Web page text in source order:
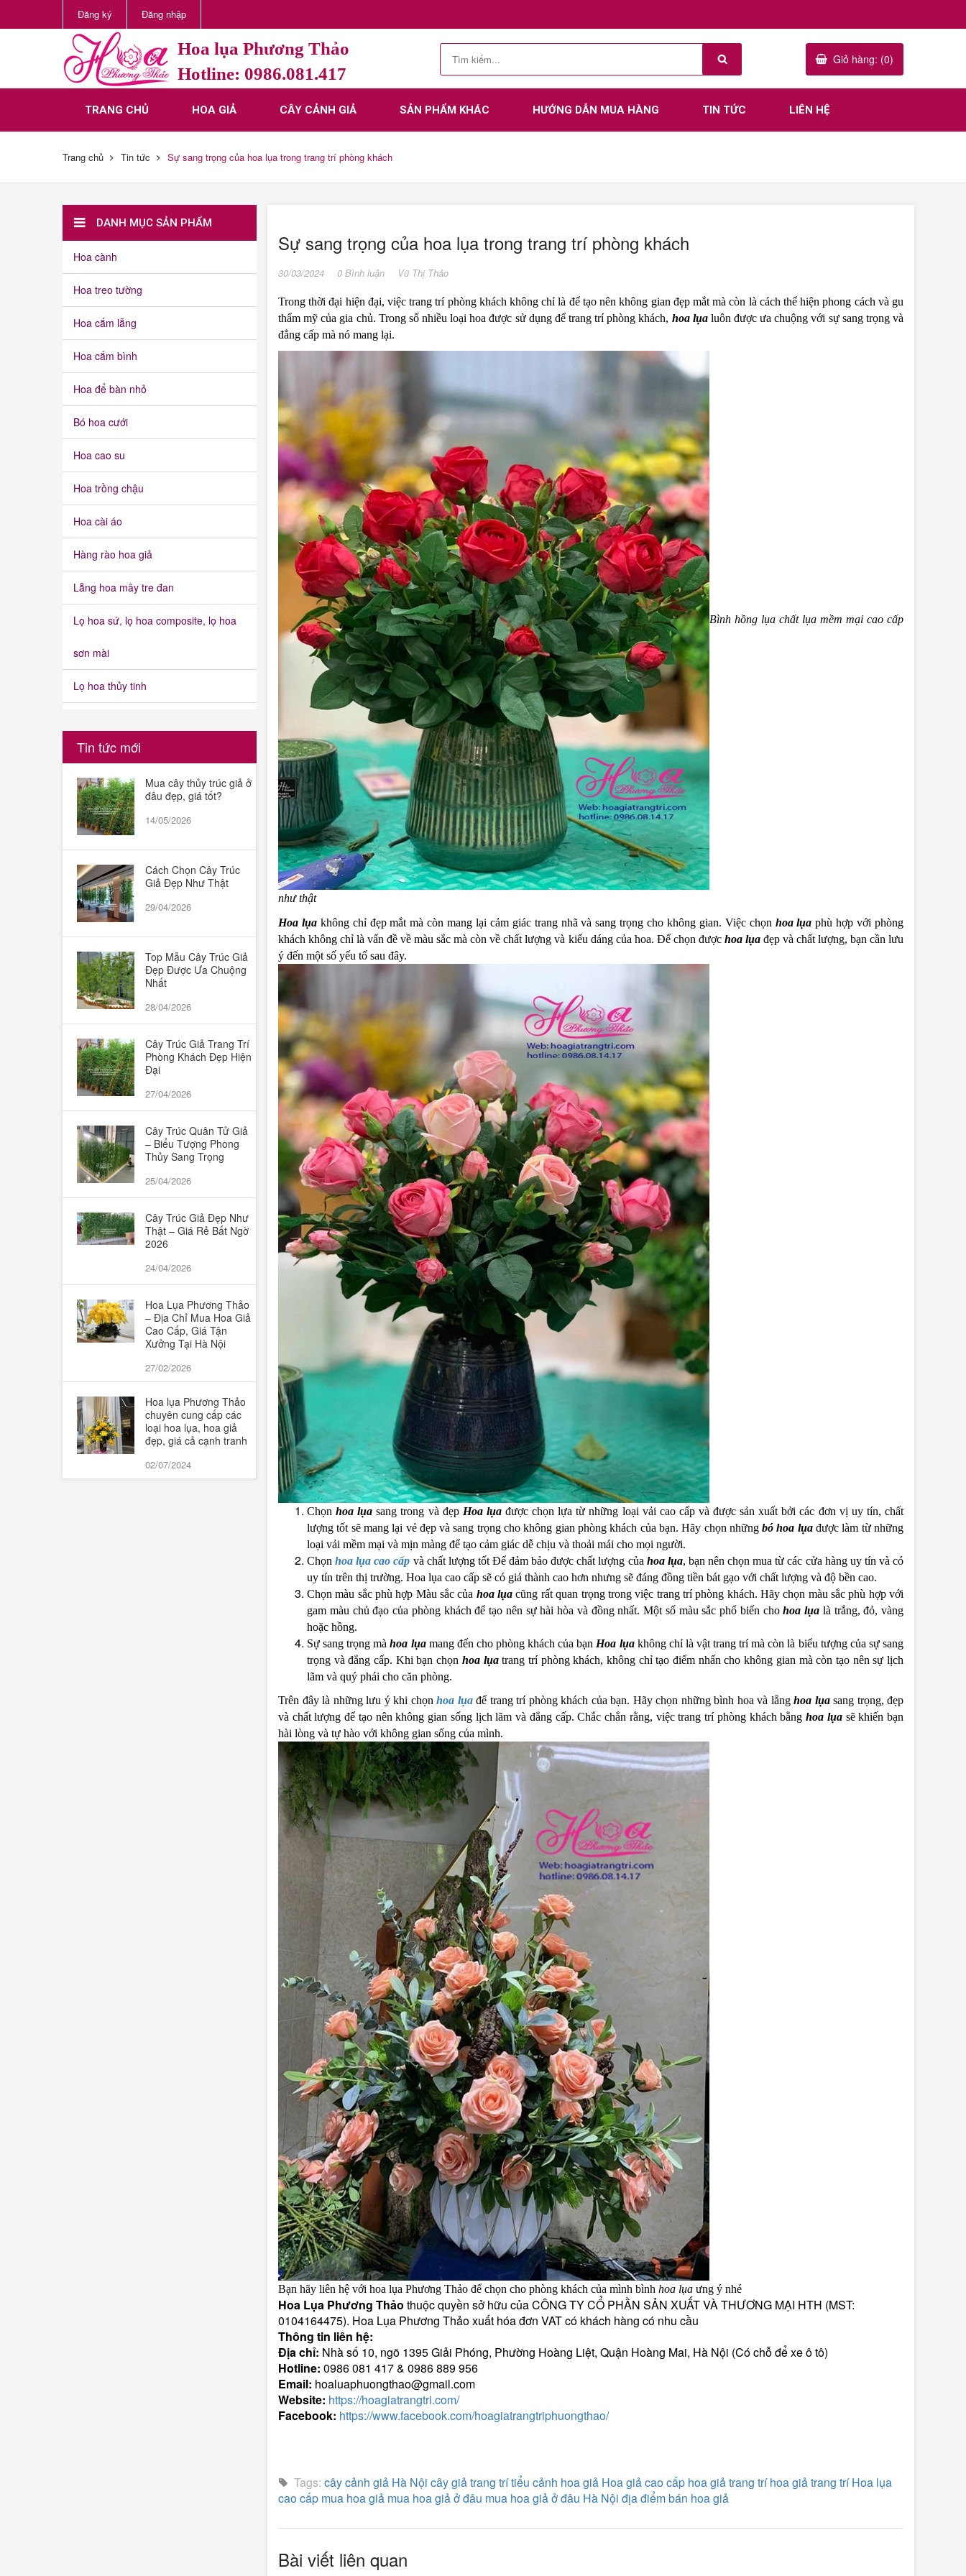
Đăng ký Đăng nhập
Hoa lụa Phương Thảo
Hotline: 0986.081.417
Giỏ hàng: (0)
TRANG CHỦ HOA GIẢ CÂY CẢNH GIẢ SẢN PHẨM KHÁC HƯỚNG DẪN MUA HÀNG TIN TỨC LIÊN HỆ
Trang chủ Tin tức Sự sang trọng của hoa lụa trong trang trí phòng khách
Sự sang trọng của hoa lụa trong trang trí phòng khách
30/03/2024 0 Bình luận Vũ Thị Thảo
Trong thời đại hiện đại, việc trang trí phòng khách không chỉ là để tạo nên không gian đẹp mắt mà còn là cách thể hiện phong cách và gu
thẩm mỹ của gia chủ. Trong số nhiều loại hoa được sử dụng để trang trí phòng khách, hoa lụaluôn được ưa chuộng với sự sang trọng và
đẳng cấp mà nó mang lại.
Bình hồng lụa chất lụa mềm mại cao cấp
như thật
Hoa lụakhông chỉ đẹp mắt mà còn mang lại cảm giác trang nhã và sang trọng cho không gian. Việc chọn hoa lụa phù hợp với phòng
khách không chỉ là vấn đề về màu sắc mà còn về chất lượng và kiểu dáng của hoa. Để chọn được hoa lụađẹp và chất lượng, bạn cần lưu
ý đến một số yếu tố sau đây.
Chọnhoa lụa sang trong và đẹp Hoa lụađược chọn lựa từ những loại vải cao cấp và được sản xuất bởi các đơn vị uy tín, chất
lượng tốt sẽ mang lại vẻ đẹp và sang trọng cho không gian phòng khách của bạn. Hãy chọn nhữngbó hoa lụađược làm từ những
loại vải mềm mại và mịn màng để tạo cảm giác dễ chịu và thoải mái cho mọi người.
Chọnhoa lụa cao cấp và chất lượng tốt Để đảm bảo được chất lượng của hoa lụa, bạn nên chọn mua từ các cửa hàng uy tín và có
uy tín trên thị trường. Hoa lụa cao cấp sẽ có giá thành cao hơn nhưng sẽ đáng đồng tiền bát gạo với chất lượng và độ bền cao.
Chọn màu sắc phù hợp Màu sắc của hoa lụa cũng rất quan trọng trong việc trang trí phòng khách. Hãy chọn màu sắc phù hợp với
gam màu chủ đạo của phòng khách để tạo nên sự hài hòa và đồng nhất. Một số màu sắc phổ biến chohoa lụa là trắng, đỏ, vàng
hoặc hồng.
Sự sang trọng màhoa lụamang đến cho phòng khách của bạn Hoa lụakhông chỉ là vật trang trí mà còn là biểu tượng của sự sang
trọng và đẳng cấp. Khi bạn chọn hoa lụatrang trí phòng khách, không chỉ tạo điểm nhấn cho không gian mà còn tạo nên sự lịch
lãm và quý phái cho căn phòng.
Trên đây là những lưu ý khi chọn hoa lụađể trang trí phòng khách của bạn. Hãy chọn những bình hoa và lẵng hoa lụasang trọng, đẹp
và chất lượng để tạo nên không gian sống lịch lãm và đẳng cấp. Chắc chắn rằng, việc trang trí phòng khách bằnghoa lụasẽ khiến bạn
hài lòng và tự hào với không gian sống của mình.
Bạn hãy liên hệ với hoa lụa Phương Thảo để chọn cho phòng khách của mình bình hoa lụa ưng ý nhé
Hoa Lụa Phương Thảo thuộc quyền sở hữu của CÔNG TY CỔ PHẦN SẢN XUẤT VÀ THƯƠNG MẠI HTH (MST:
0104164475). Hoa Lụa Phương Thảo xuất hóa đơn VAT có khách hàng có nhu cầu
Thông tin liên hệ:
Địa chỉ: Nhà số 10, ngõ 1395 Giải Phóng, Phường Hoàng Liệt, Quận Hoàng Mai, Hà Nội (Có chỗ để xe ô tô)
Hotline: 0986 081 417& 0986 889 956
Email: hoaluaphuongthao@gmail.com
Website: https://hoagiatrangtri.com/
Facebook: https://www.facebook.com/hoagiatrangtriphuongthao/
Tags: cây cảnh giả Hà Nội cây giả trang trí tiểu cảnh hoa giả Hoa giả cao cấp hoa giả trang trí hoa giả trang trí Hoa lụa
cao cấp mua hoa giả mua hoa giả ở đâu mua hoa giả ở đâu Hà Nội địa điểm bán hoa giả
Bài viết liên quan
DANH MỤC SẢN PHẨM
Hoa cành
Hoa treo tường
Hoa cắm lẵng
Hoa cắm bình
Hoa để bàn nhỏ
Bó hoa cưới
Hoa cao su
Hoa trồng chậu
Hoa cài áo
Hàng rào hoa giả
Lẵng hoa mây tre đan
Lọ hoa sứ, lọ hoa composite, lọ hoa
sơn mài
Lọ hoa thủy tinh
Quả giả
Cành lá giả
Hoa kết chữ, hoa đại hội, hoa đường
phố
Phụ kiện khác
Thảm cỏ nhân tạo
Bình ngâm rượu,bình ngâm sâm
Bình thả cá, trồng cây thủy sinh, thả
Cây cảnh nhỏ
Hoa để trang trí tượng Bác, bục phát
biểu, hoa để bàn họp
Chậu, giỏ,cốc hoa nhựa
Quà tặng Valentine, 8/3 và 20/10
Tin tức mới
Mua cây thủy trúc giả ở
đâu đẹp, giá tốt?
14/05/2026
Cách Chọn Cây Trúc
Giả Đẹp Như Thật
29/04/2026
Top Mẫu Cây Trúc Giả
Đẹp Được Ưa Chuộng
Nhất
28/04/2026
Cây Trúc Giả Trang Trí
Phòng Khách Đẹp Hiện
Đại
27/04/2026
Cây Trúc Quân Tử Giả
– Biểu Tượng Phong
Thủy Sang Trọng
25/04/2026
Cây Trúc Giả Đẹp Như
Thật – Giá Rẻ Bất Ngờ
2026
24/04/2026
Hoa Lụa Phương Thảo
– Địa Chỉ Mua Hoa Giả
Cao Cấp, Giá Tận
Xưởng Tại Hà Nội
27/02/2026
Hoa lụa Phương Thảo
chuyên cung cấp các
loại hoa lụa, hoa giả
đẹp, giá cả cạnh tranh
02/07/2024